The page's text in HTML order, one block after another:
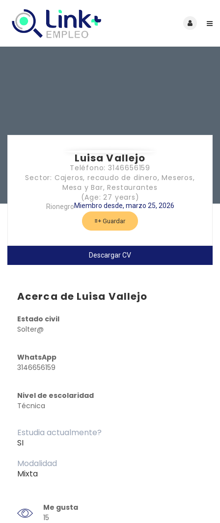
Luisa Vallejo
Teléfono: 3146656159
Sector: Cajeros, recaudo de dinero, Meseros,
Mesa y Bar, Restaurantes
(Age: 27 years)
RionegroMiembro desde, marzo 25, 2026
Guardar
Descargar CV
Acerca de Luisa Vallejo
Estado civil
Solter@
WhatsApp
3146656159
Nivel de escolaridad
Técnica
Estudia actualmente?
SI
Modalidad
Mixta
Me gusta
15